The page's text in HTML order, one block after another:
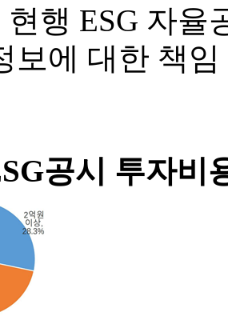
행 ESG 자
보에 대한 책
공시 투자비